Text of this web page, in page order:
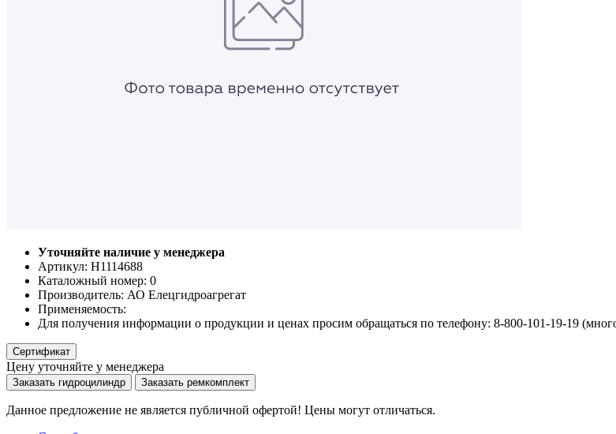
Уточняйте наличие у менеджера
Артикул: Н1114688
Каталожный номер: 0
Производитель: АО Елецгидроагрегат
Применяемость:
Для получения информации о продукции и ценах просим обращаться по телефону: 8-800-101-19-19
Сертификат
Цену уточняйте у менеджера
Заказать гидроцилиндр Заказать ремкомплект
Данное предложение не является публичной офертой! Цены могут отличаться.